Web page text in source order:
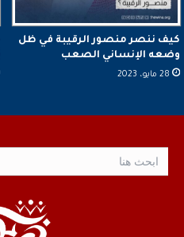
كيف ننصر منصور الرقيبة في ظل
وضعه الإنساني الصعب
28 مايو، 2023
Search